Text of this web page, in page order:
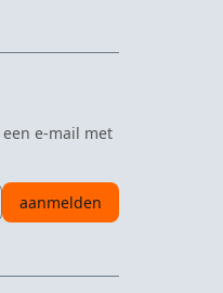
e-mail met
aanmelden